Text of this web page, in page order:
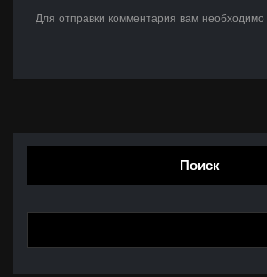
Для отправки комментария вам необходимо
Поиск